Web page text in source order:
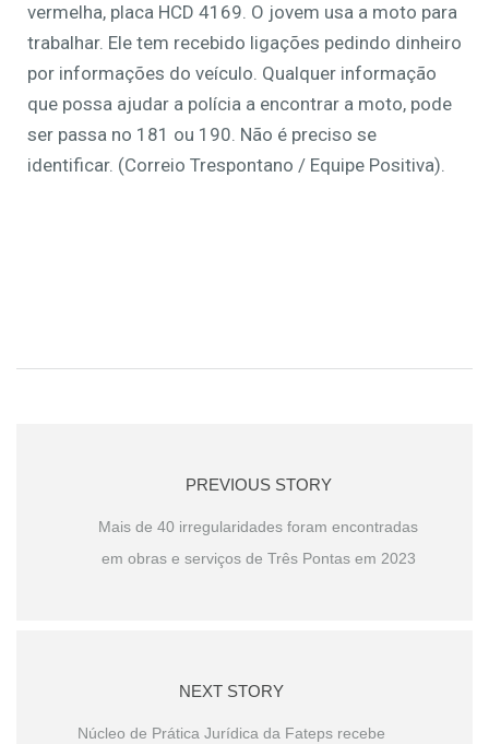
vermelha, placa HCD 4169. O jovem usa a moto para
trabalhar. Ele tem recebido ligações pedindo dinheiro
por informações do veículo. Qualquer informação
que possa ajudar a polícia a encontrar a moto, pode
ser passa no 181 ou 190. Não é preciso se
identificar. (Correio Trespontano / Equipe Positiva).
PREVIOUS STORY
Mais de 40 irregularidades foram encontradas
em obras e serviços de Três Pontas em 2023
NEXT STORY
Núcleo de Prática Jurídica da Fateps recebe